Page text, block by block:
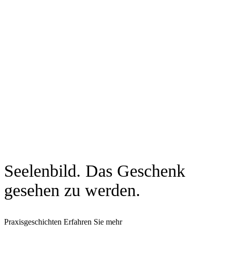
Seelenbild. Das Geschenk
gesehen zu werden.
Praxisgeschichten Erfahren Sie mehr